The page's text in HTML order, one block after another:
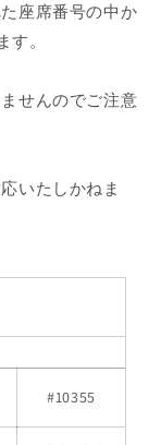
座席番号の中か
。
せんのでご注意
いたしかねま
#10355